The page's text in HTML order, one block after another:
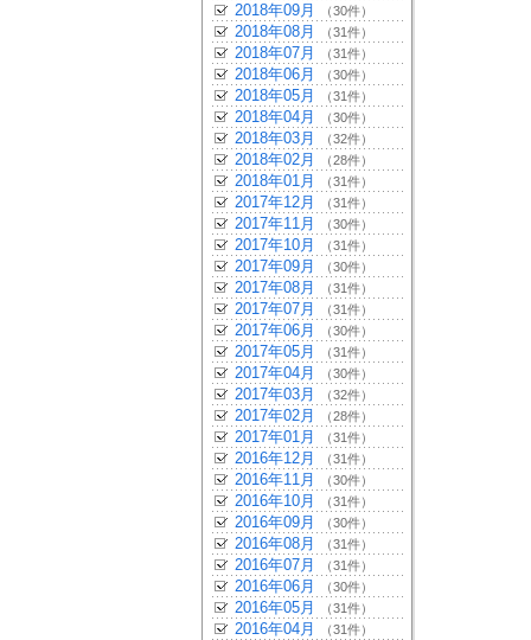
2018年09月 （30件）
2018年08月 （31件）
2018年07月 （31件）
2018年06月 （30件）
2018年05月 （31件）
2018年04月 （30件）
2018年03月 （32件）
2018年02月 （28件）
2018年01月 （31件）
2017年12月 （31件）
2017年11月 （30件）
2017年10月 （31件）
2017年09月 （30件）
2017年08月 （31件）
2017年07月 （31件）
2017年06月 （30件）
2017年05月 （31件）
2017年04月 （30件）
2017年03月 （32件）
2017年02月 （28件）
2017年01月 （31件）
2016年12月 （31件）
2016年11月 （30件）
2016年10月 （31件）
2016年09月 （30件）
2016年08月 （31件）
2016年07月 （31件）
2016年06月 （30件）
2016年05月 （31件）
2016年04月 （31件）